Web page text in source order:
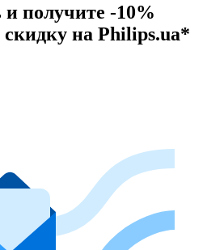
получите -10%
на Philips.ua*